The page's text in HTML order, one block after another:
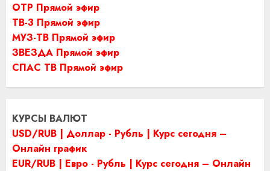
ОТР Прямой эфир
ТВ-3 Прямой эфир
МУЗ-ТВ Прямой эфир
ЗВЕЗДА Прямой эфир
СПАС ТВ Прямой эфир
КУРСЫ ВАЛЮТ
USD/RUB | Доллар - Рубль | Курс сегодня –
Онлайн график
EUR/RUB | Евро - Рубль | Курс сегодня – Онлайн